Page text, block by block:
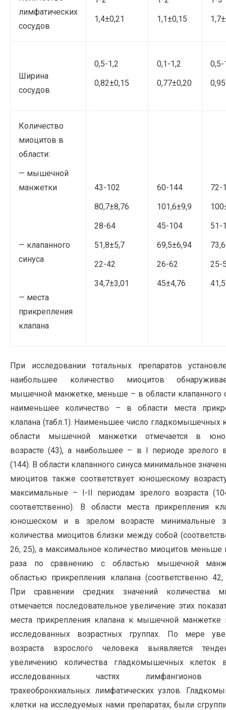
лимфатических
сосудов
1,4±0,21
1,1±0,15
Ширина
сосудов
0,5-1,2
0,82±0,15
0,1-1,2
0,77±0,20
0,5-
Количество
миоцитов в
области:
— мышечной
манжетки
— клапанного
синуса
— места
прикрепления
клапана
43-102
80,7±8,76
28-64
51,8±5,7
22-42
34,7±3,01
60-144
101,6±9,9
45-104
69,5±6,94
26-62
45±4,76
72-
51-
25-
При исследовании тотальных препаратов
наибольшее количество миоцитов
мышечной манжетке, меньше – в области клапанного
наименьшее количество – в области места
клапана (табл.1). Наименьшее число гладкомышечных
области мышечной манжетки отмечается в
возрасте (43), а наибольшее – в I периоде зрелого
(144). В области клапанного синуса минимальное
миоцитов также соответствует юношескому
максимальные – I-II периодам зрелого возраста
соответственно). В области места прикрепления
юношеском и в зрелом возрасте минимальные
количества миоцитов близки между собой
26, 25), а максимальное количество миоцитов меньше
раза по сравнению с областью мышечной
областью прикрепления клапана (соответственно
При сравнении средних значений количества
отмечается последовательное увеличение этих
места прикрепления клапана к мышечной манжетке
исследованных возрастных группах. По мере
возраста взрослого человека выявляется
увеличению количества гладкомышечных клеток
исследованных частях лимфангионов
трахеобронхиальных лимфатических узлов.
клетки на исследуемых нами препаратах, были